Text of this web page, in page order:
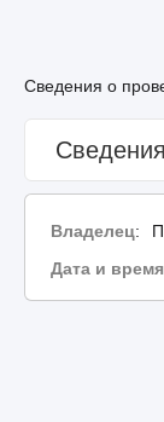
Сведения о
Владелец:
Дата и